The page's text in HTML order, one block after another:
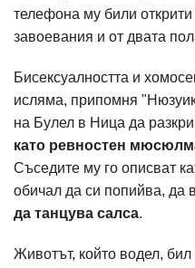
телефона му били
завоевания и от двата
Бисексуалността и
исляма, припомня
на Булел в Ница да
като ревностен
Съседите му го описват
обичал да си попийва, да
да танцува салса.
Животът, който водел, бил